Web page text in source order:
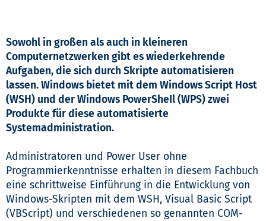
Sowohl in großen als auch in kleineren
Computernetzwerken gibt es wiederkehrende
Aufgaben, die sich durch Skripte automatisieren
lassen. Windows bietet mit dem Windows Script Host
(WSH) und der Windows PowerSheIl (WPS) zwei
Produkte für diese automatisierte
Systemadministration.
Administratoren und Power User ohne
Programmierkenntnisse erhalten in diesem Fachbuch
eine schrittweise Einführung in die Entwicklung von
Windows-Skripten mit dem WSH, Visual Basic Script
(VBScript) und verschiedenen so genannten COM-